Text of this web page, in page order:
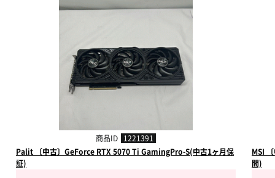
商品ID 1221391
Palit 〔中古〕GeForce RTX 5070 Ti GamingPro-S(中古1ヶ月保
証)
MSI
間)